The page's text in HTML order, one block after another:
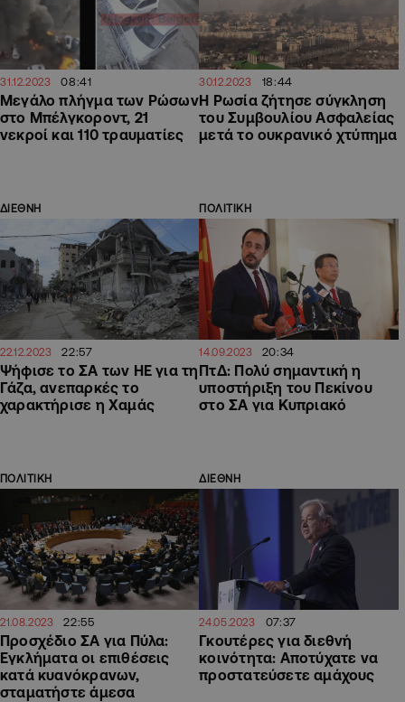
31.12.2023 08:41
Μεγάλο πλήγμα των Ρώσων
στο Μπέλγκοροντ, 21
νεκροί και 110 τραυματίες
30.12.2023 18:44
Η Ρωσία ζήτησε σύγκληση
του Συμβουλίου Ασφαλείας
μετά το ουκρανικό χτύπημα
ΔΙΕΘΝΗ
22.12.2023 22:57
Ψήφισε το ΣΑ των ΗΕ για τη
Γάζα, ανεπαρκές το
χαρακτήρισε η Χαμάς
ΠΟΛΙΤΙΚΗ
14.09.2023 20:34
ΠτΔ: Πολύ σημαντική η
υποστήριξη του Πεκίνου
στο ΣΑ για Κυπριακό
ΠΟΛΙΤΙΚΗ
21.08.2023 22:55
Προσχέδιο ΣΑ για Πύλα:
Εγκλήματα οι επιθέσεις
κατά κυανόκρανων,
σταματήστε άμεσα
ΔΙΕΘΝΗ
24.05.2023 07:37
Γκουτέρες για διεθνή
κοινότητα: Αποτύχατε να
προστατεύσετε αμάχους